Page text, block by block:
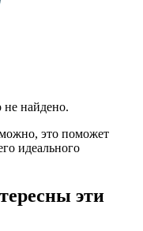
найдено.
это поможет
идеального
эти